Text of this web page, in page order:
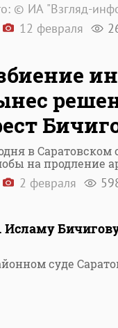
© ИА "Взгляд-
12 февраля
в Саратовском
на продление
2 февраля
суде